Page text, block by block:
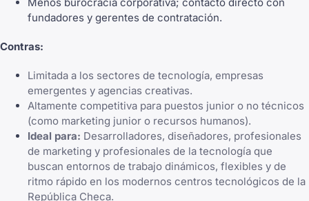
fundadores y gerentes de contratación.
Contras:
Limitada a los sectores de tecnología, empresas
emergentes y agencias creativas.
Altamente competitiva para puestos junior o no técnicos
(como marketing junior o recursos humanos).
Ideal para: Desarrolladores, diseñadores, profesionales
de marketing y profesionales de la tecnología que
buscan entornos de trabajo dinámicos, flexibles y de
ritmo rápido en los modernos centros tecnológicos de la
República Checa.